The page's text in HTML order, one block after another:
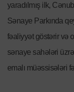
yaradılmış ilk,
Sənaye Parkında
fəaliyyət göstərir və
sənaye sahələri
emalı müəssisələri